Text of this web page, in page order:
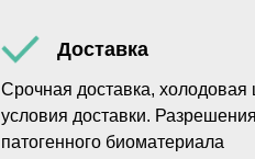
Доставка
Срочная доставка, холодовая
условия доставки.
патогенного биоматериала